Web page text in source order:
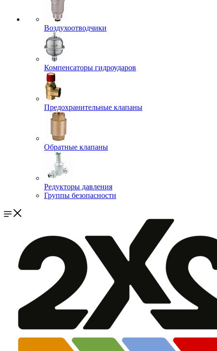
Воздухоотводчики
Компенсаторы гидроударов
Предохранительные клапаны
Обратные клапаны
Редукторы давления
Группы безопасности